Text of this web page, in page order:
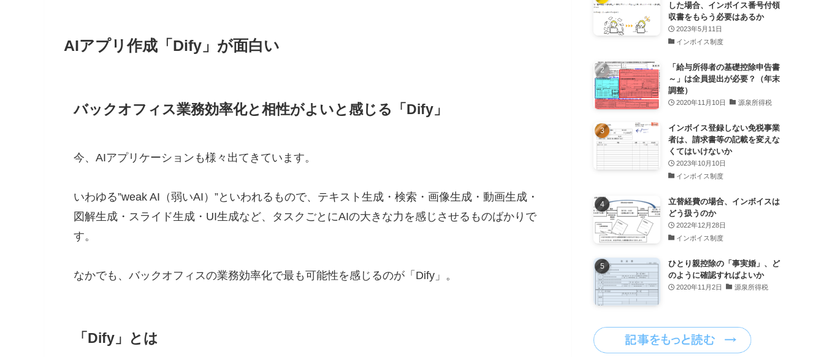
AIアプリ作成「Dify」が面白い
バックオフィス業務効率化と相性がよいと感じる「Dify」
今、AIアプリケーションも様々出てきています。
いわゆる”weak AI（弱いAI）”といわれるもので、テキスト生成・検索・画像生成・動画生成・
図解生成・スライド生成・UI生成など、タスクごとにAIの大きな力を感じさせるものばかりで
す。
なかでも、バックオフィスの業務効率化で最も可能性を感じるのが「Dify」。
「Dify」とは
した場合、インボイス番号付領
収書をもらう必要はあるか
2023年5月11日
インボイス制度
「給与所得者の基礎控除申告書
～」は全員提出が必要？（年末
調整）
2020年11月10日 源泉所得税
インボイス登録しない免税事業
者は、請求書等の記載を変えな
くてはいけないか
2023年10月10日
インボイス制度
立替経費の場合、インボイスは
どう扱うのか
2022年12月28日
インボイス制度
ひとり親控除の「事実婚」、ど
のように確認すればよいか
2020年11月2日 源泉所得税